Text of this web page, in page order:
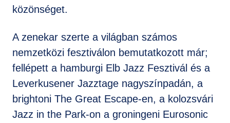
közönséget.
A zenekar szerte a világban számos
nemzetközi fesztiválon bemutatkozott már;
fellépett a hamburgi Elb Jazz Fesztivál és a
Leverkusener Jazztage nagyszínpadán, a
brightoni The Great Escape-en, a kolozsvári
Jazz in the Park-on a groningeni Eurosonic